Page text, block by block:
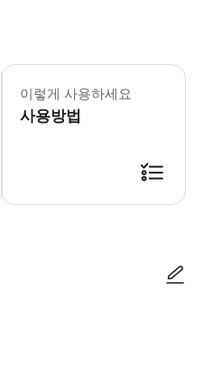
1~3세 유아. 반드시 부모의 무릎에 앉
이렇게 사용하세요
사용방법